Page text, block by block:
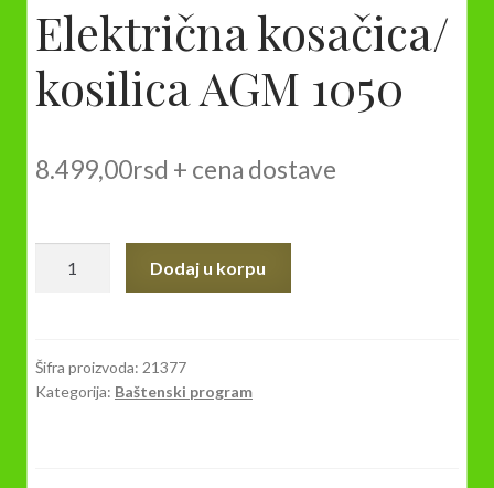
Električna kosačica/
kosilica AGM 1050
8.499,00rsd + cena dostave
1050
količina
Dodaj u korpu
Šifra proizvoda: 21377
Kategorija: Baštenski program